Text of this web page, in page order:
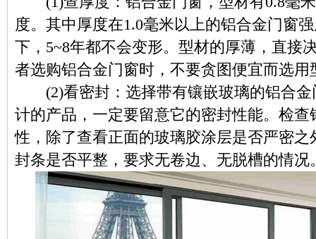
度。其中厚度在1.0毫米以上的铝合金门窗
下，5~8年都不会变形。型材的厚薄，直接
者选购铝合金门窗时，不要贪图便宜而选
(2)看密封：选择带有镶嵌玻璃的铝合金
计的产品，一定要留意它的密封性能。检
性，除了查看正面的玻璃胶涂层是否严密
封条是否平整，要求无卷边、无脱槽的情况